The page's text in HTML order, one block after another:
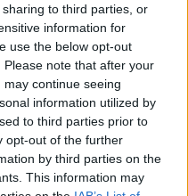
to third parties, or
information for
use the below opt-out
note that after your
continue seeing
information utilized by
to third parties prior to
opt-out of the further
by third parties on the
This information may
akartam
a férjem
érte